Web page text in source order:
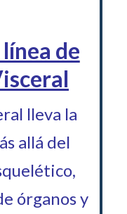
de
lleva la
allá del
órganos y